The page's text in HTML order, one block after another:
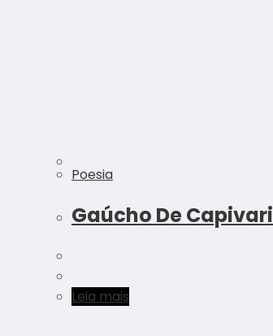
Poesia
Gaúcho De Capivari
Leia mais